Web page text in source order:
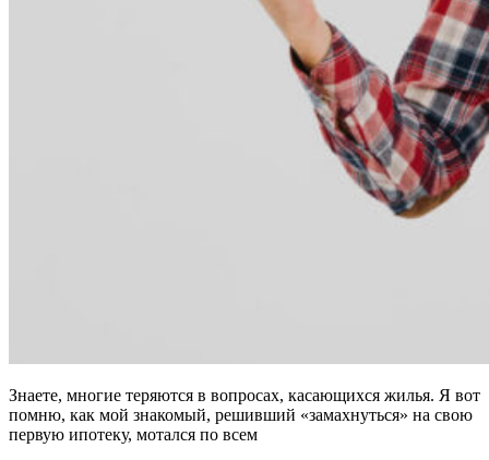
Знаете, многие теряются в вопросах, касающихся жилья. Я вот
помню, как мой знакомый, решивший «замахнуться» на свою
первую ипотеку, мотался по всем